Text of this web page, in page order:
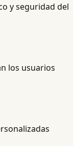
y seguridad del
los usuarios